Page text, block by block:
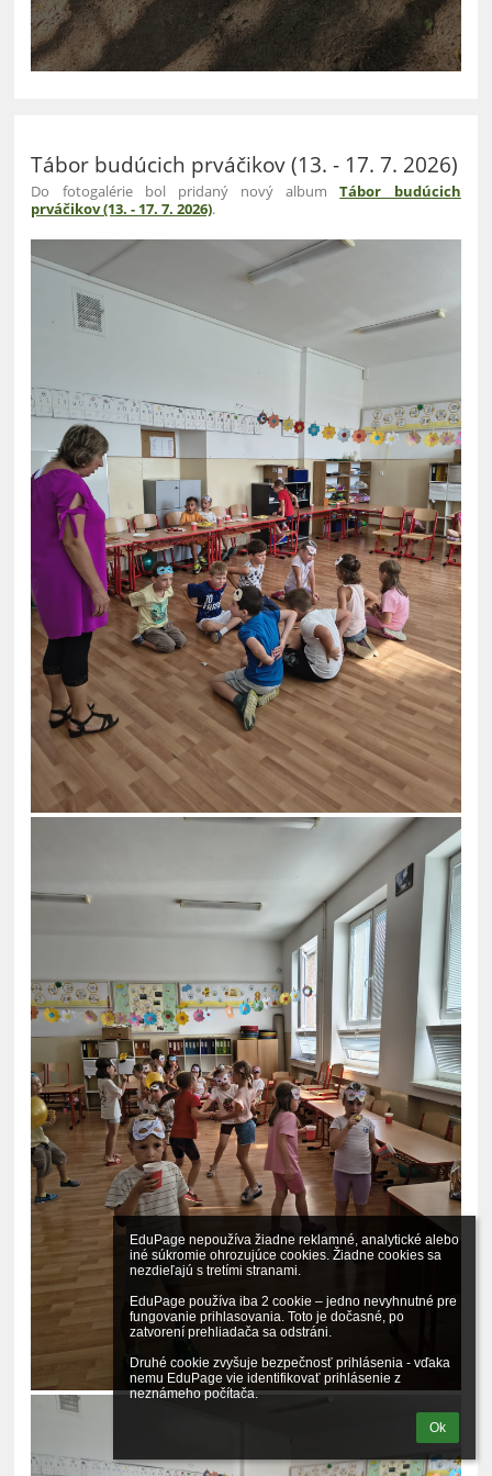
EduPage nepoužíva žiadne reklamné, analytické alebo
iné súkromie ohrozujúce cookies. Žiadne cookies sa
nezdieľajú s tretími stranami.
EduPage používa iba 2 cookie – jedno nevyhnutné pre
fungovanie prihlasovania. Toto je dočasné, po
zatvorení prehliadača sa odstráni.
Druhé cookie zvyšuje bezpečnosť prihlásenia - vďaka
nemu EduPage vie identifikovať prihlásenie z
neznámeho počítača.
Ok
Tábor budúcich prváčikov (13. - 17. 7. 2026)
Do fotogalérie bol pridaný nový albumTábor budúcich
prváčikov (13. - 17. 7. 2026).